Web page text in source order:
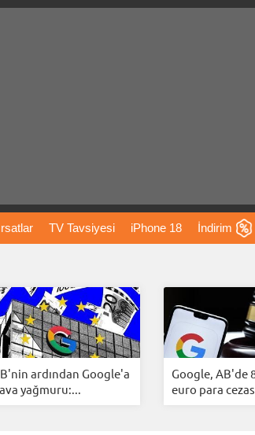
TV Tavsiyesi iPhone 18 İndirim
Bitcoin Dizi Önerileri Telefon Önerileri
Çöktü Mü
ardından Google'a
yağmuru:...
Google, AB'de
euro para